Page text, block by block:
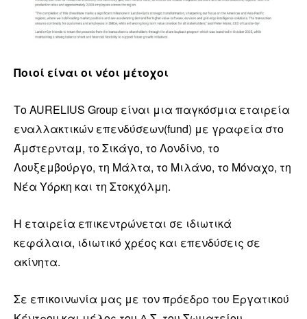
Ποιοί είναι οι νέοι μέτοχοι
Το AURELIUS Group είναι μια παγκόσμια εταιρεία
εναλλακτικών επενδύσεων(fund) με γραφεία στο
Άμστερνταμ, το Σικάγο, το Λονδίνο, το
Λουξεμβούργο, τη Μάλτα, το Μιλάνο, το Μόναχο, τη
Νέα Υόρκη και τη Στοκχόλμη.
Η εταιρεία επικεντρώνεται σε ιδιωτικά
κεφάλαια, ιδιωτικό χρέος και επενδύσεις σε
ακίνητα.
Σε επικοινωνία μας με τον πρόεδρο του Εργατικού